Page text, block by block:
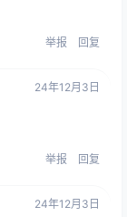
举报 回复
24年12月3日
举报 回复
24年12月3日